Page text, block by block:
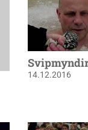
14.12.2016